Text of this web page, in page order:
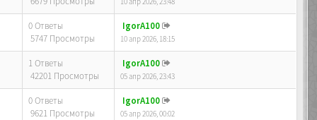
0 Ответы
5747 Просмотры
IgorA100
10 апр 2026, 18:15
1 Ответы
42201 Просмотры
IgorA100
05 апр 2026, 23:43
0 Ответы
9621 Просмотры
IgorA100
05 апр 2026, 00:02